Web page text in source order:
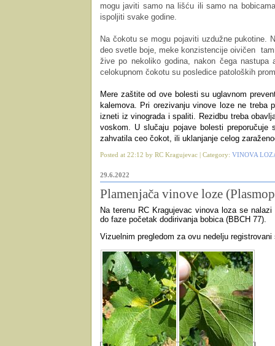
mogu javiti samo na lišću ili samo na
ispoljiti svake godine.
Na čokotu se mogu pojaviti uzdužne pukotine.
deo svetle boje, meke konzistencije oivičen
žive po nekoliko godina, nakon čega
celokupnom čokotu su posledice patoloških
Mere zaštite od ove bolesti su uglavnom
kalemova. Pri orezivanju vinove loze ne treba
izneti iz vinograda i spaliti. Rezidbu treba
voskom . U slučaju pojave bolesti
zahvatila ceo čokot, ili uklanjanje celog
Posted at 22:12 by RC Kragujevac | Category: VINOVA
29.6.2022
Plamenjača vinove loze
Na terenu RC Kragujevac vinova loza se nalazi
do faze početak dodirivanja bobica (BBCH 77).
Vizuelnim pregledom za ovu nedelju